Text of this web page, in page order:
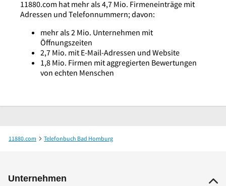
11880.com hat mehr als 4,7 Mio. Firmeneinträge mit
Adressen und Telefonnummern; davon:
mehr als 2 Mio. Unternehmen mit
Öffnungszeiten
2,7 Mio. mit E-Mail-Adressen und Website
1,8 Mio. Firmen mit aggregierten Bewertungen
von echten Menschen
11880.com
Telefonbuch Bad Homburg
Unternehmen